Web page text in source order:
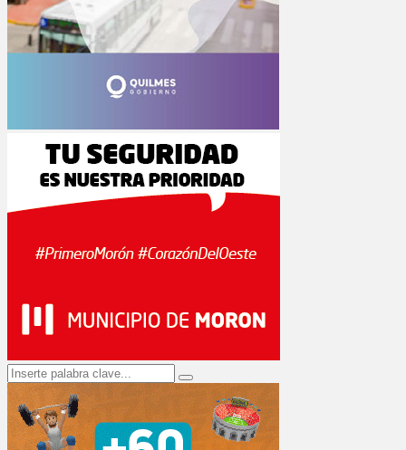
Search
for:
Search